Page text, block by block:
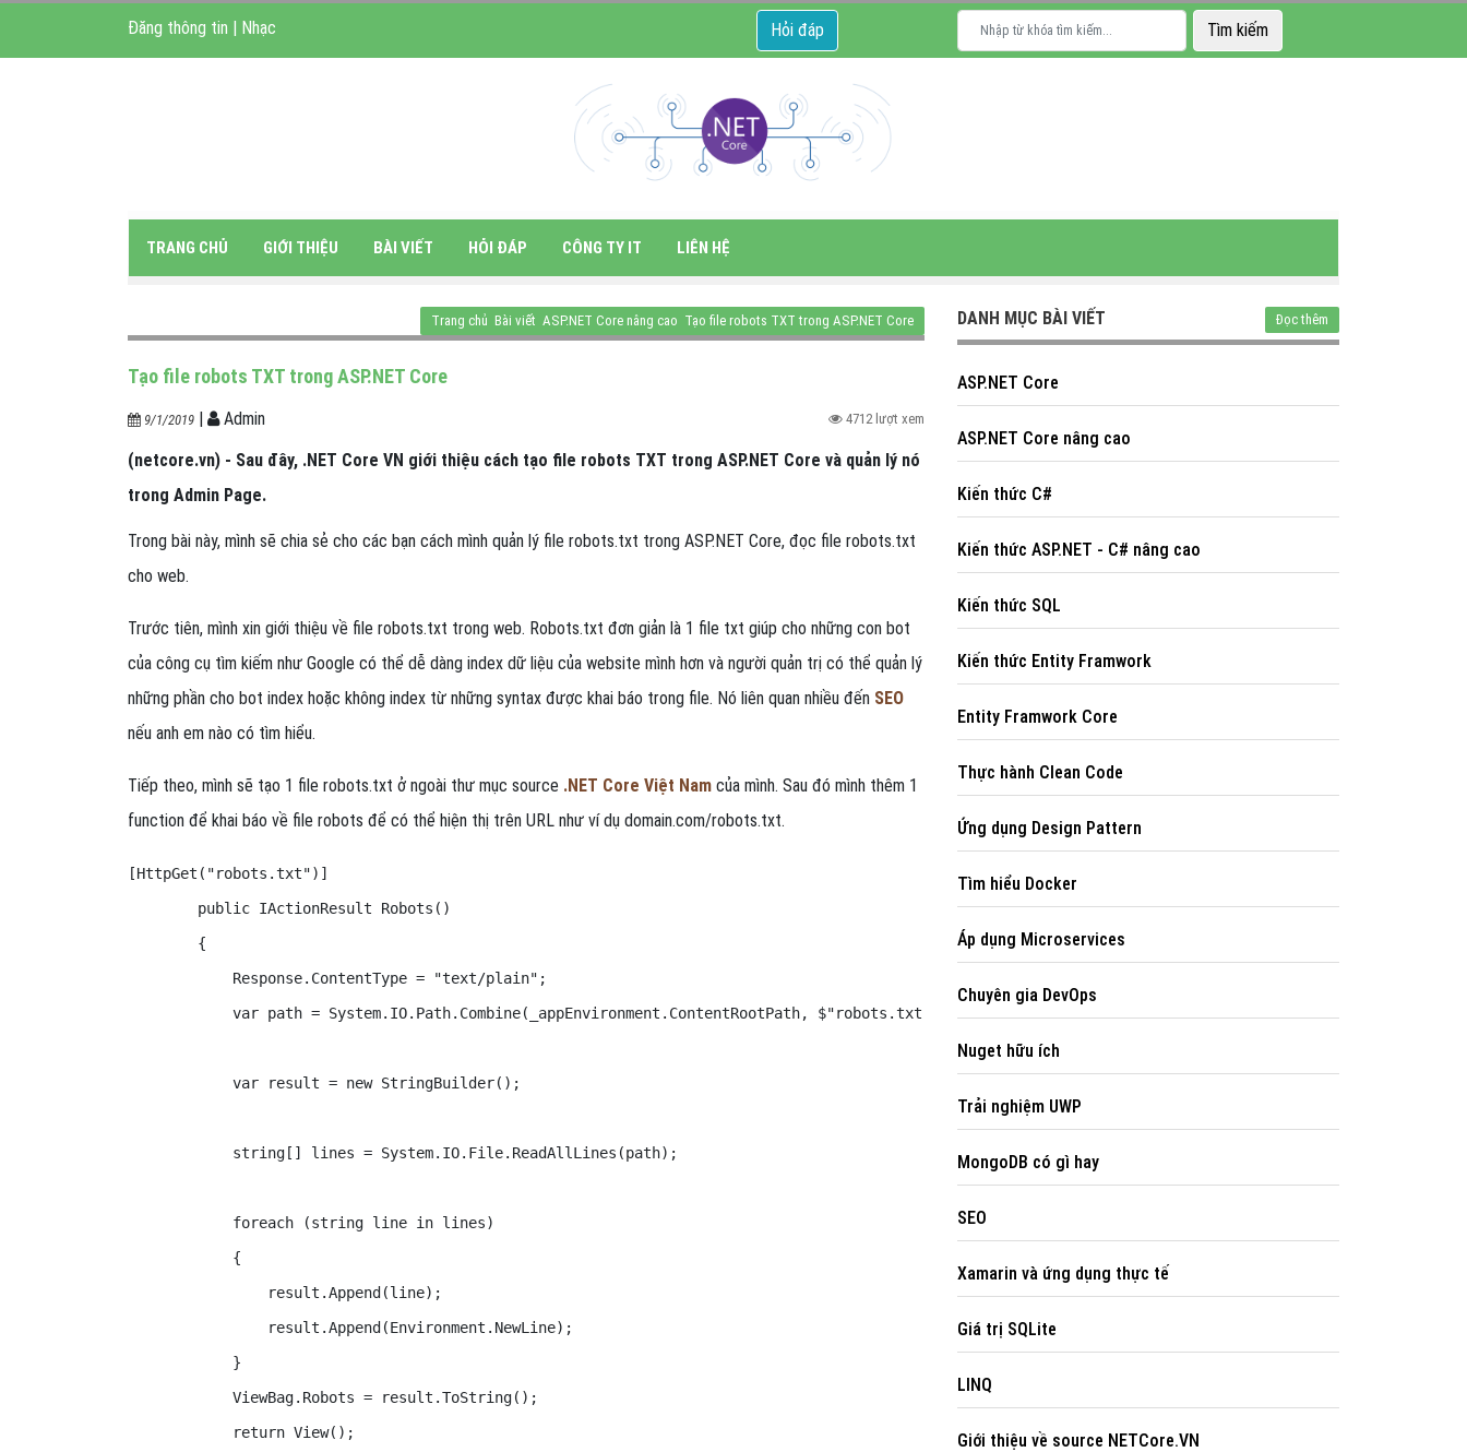
Đăng thông tin | Nhạc Hỏi đáp
TRANG CHỦ GIỚI THIỆU BÀI VIẾT HỎI ĐÁP CÔNG TY IT LIÊN HỆ
Trang chủ Bài viết ASP.NET Core nâng cao Tạo file robots TXT trong ASP.NET Core
Tạo file robots TXT trong ASP.NET Core
9/1/2019 | Admin 4712 lượt xem
(netcore.vn) - Sau đây, .NET Core VN giới thiệu cách tạo file robots TXT trong ASP.NET Core và quản lý nó
trong Admin Page.
Trong bài này, mình sẽ chia sẻ cho các bạn cách mình quản lý file robots.txt trong ASP.NET Core, đọc file robots.txt
cho web.
Trước tiên, mình xin giới thiệu về file robots.txt trong web. Robots.txt đơn giản là 1 file txt giúp cho những con bot
của công cụ tìm kiếm như Google có thể dễ dàng index dữ liệu của website mình hơn và người quản trị có thể quản lý
những phần cho bot index hoặc không index từ những syntax được khai báo trong file. Nó liên quan nhiều đến SEO
nếu anh em nào có tìm hiểu.
Tiếp theo, mình sẽ tạo 1 file robots.txt ở ngoài thư mục source .NET Core Việt Nam của mình. Sau đó mình thêm 1
function để khai báo về file robots để có thể hiện thị trên URL như ví dụ domain.com/robots.txt.
[HttpGet("robots.txt")]
public IActionResult Robots()
{
Response.ContentType = "text/plain";
var path = System.IO.Path.Combine(_appEnvironment.ContentRootPath, $"robots.txt");
var result = new StringBuilder();
string[] lines = System.IO.File.ReadAllLines(path);
foreach (string line in lines)
{
result.Append(line);
result.Append(Environment.NewLine);
}
ViewBag.Robots = result.ToString();
return View();
DANH MỤC BÀI VIẾT Đọc thêm
ASP.NET Core
ASP.NET Core nâng cao
Kiến thức C#
Kiến thức ASP.NET - C# nâng cao
Kiến thức SQL
Kiến thức Entity Framwork
Entity Framwork Core
Thực hành Clean Code
Ứng dụng Design Pattern
Tìm hiểu Docker
Áp dụng Microservices
Chuyên gia DevOps
Nuget hữu ích
Trải nghiệm UWP
MongoDB có gì hay
SEO
Xamarin và ứng dụng thực tế
Giá trị SQLite
LINQ
Giới thiệu về source NETCore.VN